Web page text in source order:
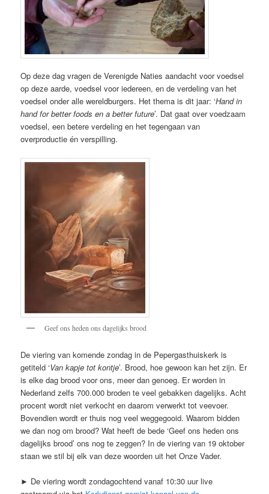
Op deze dag vragen de Verenigde Naties aandacht voor voedsel
op deze aarde, voedsel voor iedereen, en de verdeling van het
voedsel onder alle wereldburgers. Het thema is dit jaar: ‘Hand in
hand for better foods en a better future’. Dat gaat over voedzaam
voedsel, een betere verdeling en het tegengaan van
overproductie én verspilling.
Geef ons heden ons dagelijks brood
De viering van komende zondag in de Pepergasthuiskerk is
getiteld ‘Van kapje tot kontje’. Brood, hoe gewoon kan het zijn. Er
is elke dag brood voor ons, meer dan genoeg. Er worden in
Nederland zelfs 700.000 broden te veel gebakken dagelijks. Acht
procent wordt niet verkocht en daarom verwerkt tot veevoer.
Bovendien wordt er thuis nog veel weggegooid. Waarom bidden
we dan nog om brood? Wat heeft de bede ‘Geef ons heden ons
dagelijks brood’ ons nog te zeggen? In de viering van 19 oktober
staan we stil bij elk van deze woorden uit het Onze Vader.
► De viering wordt zondagochtend vanaf 10:30 uur live